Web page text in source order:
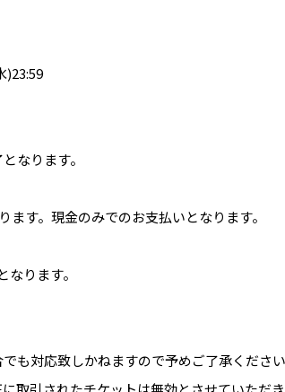
)23:59
なります。
ます。現金のみでのお支払いとなります。
ります。
も対応致しかねますので予めご了承くださ